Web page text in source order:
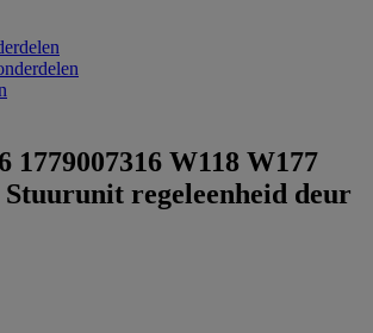
1779007316 W118 W177
regeleenheid deur